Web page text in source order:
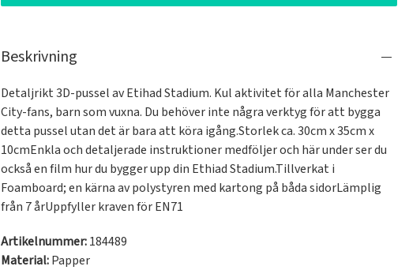
Beskrivning
Detaljrikt 3D-pussel av Etihad Stadium. Kul aktivitet för alla Manchester
City-fans, barn som vuxna. Du behöver inte några verktyg för att bygga
detta pussel utan det är bara att köra igång.Storlek ca. 30cm x 35cm x
10cmEnkla och detaljerade instruktioner medföljer och här under ser du
också en film hur du bygger upp din Ethiad Stadium.Tillverkat i
Foamboard; en kärna av polystyren med kartong på båda sidorLämplig
Artikelnummer:184489
Material:Papper